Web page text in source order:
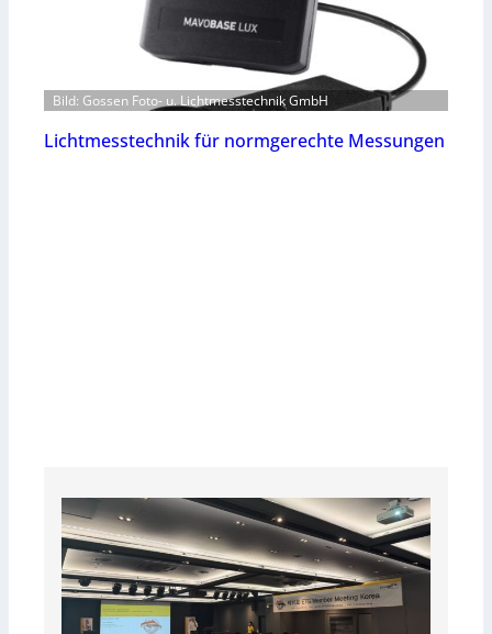
Bild: Gossen Foto- u. Lichtmesstechnik GmbH
Lichtmesstechnik für normgerechte Messungen